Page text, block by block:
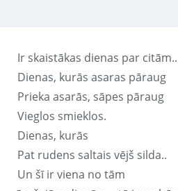
Ir skaistākas dienas par citām..
Dienas, kurās asaras pāraug
Prieka asarās, sāpes pāraug
Vieglos smieklos.
Dienas, kurās
Pat rudens saltais vējš silda..
Un šī ir viena no tām